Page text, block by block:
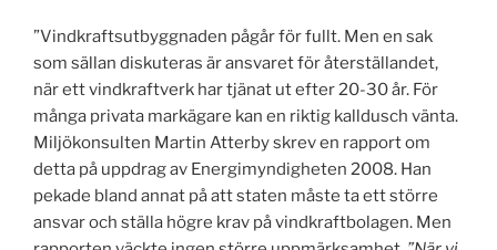
”Vindkraftsutbyggnaden pågår för fullt. Men en sak
som sällan diskuteras är ansvaret för återställandet,
när ett vindkraftverk har tjänat ut efter 20-30 år. För
många privata markägare kan en riktig kalldusch vänta.
Miljökonsulten Martin Atterby skrev en rapport om
detta på uppdrag av Energimyndigheten 2008. Han
pekade bland annat på att staten måste ta ett större
ansvar och ställa högre krav på vindkraftbolagen. Men